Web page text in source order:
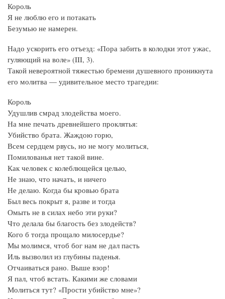
Король
Я не люблю его и потакать
Безумью не намерен.
Надо ускорить его отъезд: «Пора забить в колодки этот ужас,
гуляющий на воле» (III, 3).
Такой невероятной тяжестью бремени душевного проникнута
его молитва — удивительное место трагедии:
Король
Удушлив смрад злодейства моего.
На мне печать древнейшего проклятья:
Убийство брата. Жаждою горю,
Всем сердцем рвусь, но не могу молиться,
Помилованья нет такой вине.
Как человек с колеблющейся целью,
Не знаю, что начать, и ничего
Не делаю. Когда бы кровью брата
Был весь покрыт я, разве и тогда
Омыть не в силах небо эти руки?
Что делала бы благость без злодейств?
Кого б тогда прощало милосердье?
Мы молимся, чтоб бог нам не дал пасть
Иль вызволил из глубины паденья.
Отчаиваться рано. Выше взор!
Я пал, чтоб встать. Какими же словами
Молиться тут? «Прости убийство мне»?